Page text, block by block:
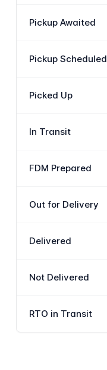
Pickup Awaited
Pickup Scheduled
Picked Up
In Transit
FDM Prepared
Out for Delivery
Delivered
Not Delivered
RTO in Transit